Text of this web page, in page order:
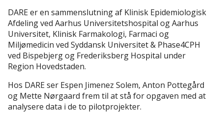
DARE er en sammenslutning af Klinisk Epidemiologisk
Afdeling ved Aarhus Universitetshospital og Aarhus
Universitet, Klinisk Farmakologi, Farmaci og
Miljømedicin ved Syddansk Universitet & Phase4CPH
ved Bispebjerg og Frederiksberg Hospital under
Region Hovedstaden.
Hos DARE ser Espen Jimenez Solem, Anton Pottegård
og Mette Nørgaard frem til at stå for opgaven med at
analysere data i de to pilotprojekter.